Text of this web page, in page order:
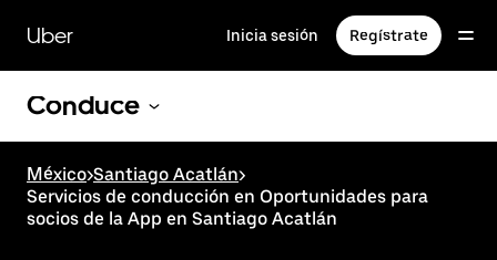
contenido
principal
Uber Inicia sesión Regístrate
Conduce
México>Santiago Acatlán>
Servicios de conducción en Oportunidades para
socios de la App en Santiago Acatlán